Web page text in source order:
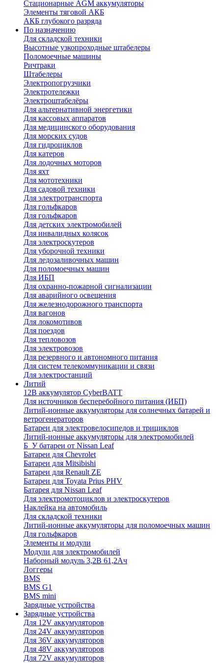
Стационарные AGM аккумуляторы
Элементы тяговой АКБ
АКБ глубокого разряда
По назначению
Для складской техники
Высотные узкопроходные штабелеры
Поломоечные машины
Ричтраки
Штабелеры
Электропогрузчики
Электротележки
Электроштабелёры
Для альтернативной энергетики
Для кассовых аппаратов
Для медицинского оборудования
Для морских судов
Для гидроциклов
Для катеров
Для лодочных моторов
Для яхт
Для мототехники
Для садовой техники
Для электротранспорта
Для гольфкаров
Для гольфкаров
Для детских электромобилей
Для инвалидных колясок
Для электроскутеров
Для уборочной техники
Для ледозаливочных машин
Для поломоечных машин
Для ИБП
Для охранно-пожарной сигнализации
Для аварийного освещения
Для железнодорожного транспорта
Для вагонов
Для локомотивов
Для поездов
Для тепловозов
Для электровозов
Для резервного и автономного питания
Для систем телекоммуникации и связи
Для электростанций
Литий
12В аккумулятор CyberBATT
Для источников бесперебойного питания (ИБП)
Литий-ионные аккумуляторы для солнечных батарей и
ветрогенераторов
Батареи для электровелосипедов и трициклов
Литий-ионные аккумуляторы для электромобилей
Б_У батареи от Nissan Leaf
Батареи для Chevrolet
Батареи для Mitsibishi
Батареи для Renault ZE
Батареи для Toyata Prius PHV
Батарея для Nissan Leaf
Для электромотоциклов и электроскутеров
Наклейка на автомобиль
Для складской техники
Литий-ионные аккумуляторы для поломоечных машин
Для гольфкаров
Элементы и модули
Модули для электромобилей
Наборный модуль 3,2В 61,2Ач
Логгеры
BMS
BMS G1
BMS mini
Зарядные устройства
Зарядные устройства
Для 12V аккумуляторов
Для 24V аккумуляторов
Для 36V аккумуляторов
Для 48V аккумуляторов
Для 72V аккумуляторов